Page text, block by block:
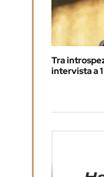
Tra
intervista a